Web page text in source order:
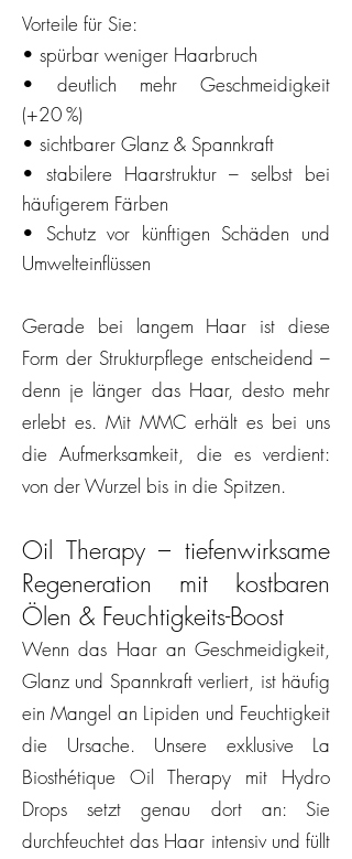
Vorteile für Sie:
• spürbar weniger Haarbruch
• deutlich mehr Geschmeidigkeit
(+20 %)
• sichtbarer Glanz & Spannkraft
• stabilere Haarstruktur – selbst bei
häufigerem Färben
• Schutz vor künftigen Schäden und
Umwelteinflüssen
Gerade bei langem Haar ist diese
Form der Strukturpflege entscheidend –
denn je länger das Haar, desto mehr
erlebt es. Mit MMC erhält es bei uns
die Aufmerksamkeit, die es verdient:
von der Wurzel bis in die Spitzen.
Oil Therapy – tiefenwirksame
Regeneration mit kostbaren
Ölen & Feuchtigkeits-Boost
Wenn das Haar an Geschmeidigkeit,
Glanz und Spannkraft verliert, ist häufig
ein Mangel an Lipiden und Feuchtigkeit
die Ursache. Unsere exklusive La
Biosthétique Oil Therapy mit Hydro
Drops setzt genau dort an: Sie
durchfeuchtet das Haar intensiv und füllt